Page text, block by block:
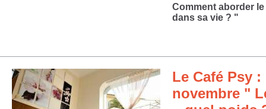
Comment aborder
dans sa vie ? "
Le Café Psy :
novembre "